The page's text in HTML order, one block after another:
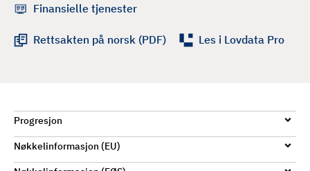
Finansielle tjenester
Rettsakten på norsk (PDF) Les i Lovdata Pro
Progresjon
Nøkkelinformasjon (EU)